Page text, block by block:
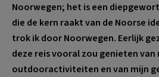
Noorwegen; het is een
die de kern raakt van de Noorse
trok ik door Noorwegen. Eerlijk
deze reis vooral zou genieten
outdooractiviteiten en van mijn